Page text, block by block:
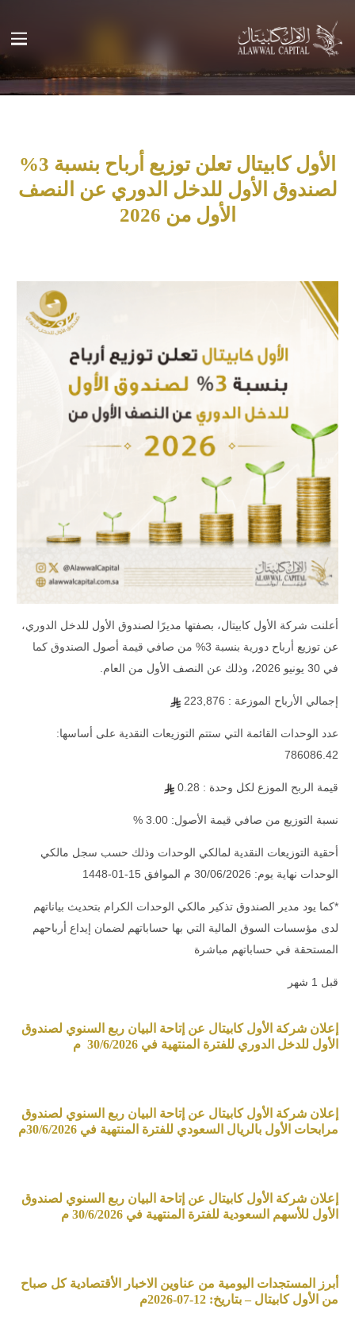
الأول كابيتال تعلن توزيع أرباح بنسبة 3%
لصندوق الأول للدخل الدوري عن النصف
الأول من 2026
أعلنت شركة الأول كابيتال، بصفتها مديرًا لصندوق الأول للدخل الدوري،
عن توزيع أرباح دورية بنسبة 3% من صافي قيمة أصول الصندوق كما
في 30 يونيو 2026، وذلك عن النصف الأول من العام.
إجمالي الأرباح الموزعة : 223,876
عدد الوحدات القائمة التي ستتم التوزيعات النقدية على أساسها:
786086.42
قيمة الربح الموزع لكل وحدة : 0.28
نسبة التوزيع من صافي قيمة الأصول: 3.00 %
أحقية التوزيعات النقدية لمالكي الوحدات وذلك حسب سجل مالكي
الوحدات نهاية يوم: 30/06/2026 م الموافق 15-01-1448
*كما يود مدير الصندوق تذكير مالكي الوحدات الكرام بتحديث بياناتهم
لدى مؤسسات السوق المالية التي بها حساباتهم لضمان إيداع أرباحهم
المستحقة في حساباتهم مباشرة
قبل 1 شهر
إعلان شركة الأول كابيتال عن إتاحة البيان ربع السنوي لصندوق
الأول للدخل الدوري للفترة المنتهية في 30/6/2026 م
إعلان شركة الأول كابيتال عن إتاحة البيان ربع السنوي لصندوق
مرابحات الأول بالريال السعودي للفترة المنتهية في 30/6/2026م
إعلان شركة الأول كابيتال عن إتاحة البيان ربع السنوي لصندوق
الأول للأسهم السعودية للفترة المنتهية في 30/6/2026 م
أبرز المستجدات اليومية من عناوين الاخبار الأقتصادية كل صباح
من الأول كابيتال – بتاريخ: 12-07-2026م